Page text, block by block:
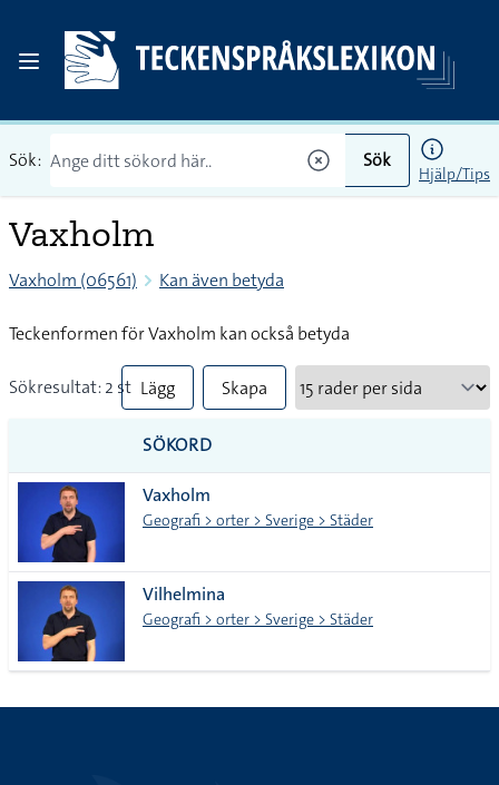
Sök: Sök
Hjälp/Tips
Vaxholm
Vaxholm (06561) Kan även betyda
Teckenformen för Vaxholm kan också betyda
Sökresultat: 2 st Lägg
till
alla i
lista
Skapa
SÖKORD
Vaxholm
Geografi > orter > Sverige > Städer
Vilhelmina
Geografi > orter > Sverige > Städer